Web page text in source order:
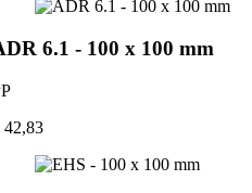
6.1 - 100 x 100 mm
42,83